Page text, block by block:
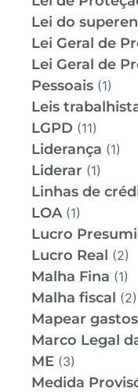
Lei do
Lei Geral de
Lei Geral de
Pessoais (1)
Leis
LGPD (11)
Liderança (1)
Liderar (1)
Linhas de
LOA(1)
Lucro
Lucro Real (2)
Malha Fina (1)
Malha fiscal (2)
Mapear gastos
Marco Legal
ME (3)
Medida